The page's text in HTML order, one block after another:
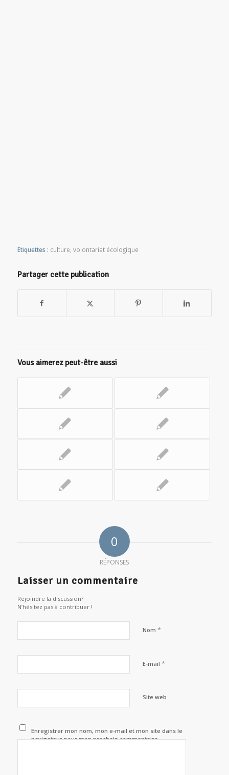
Etiquettes : culture volontariat écologique
Partager cette publication
Vous aimerez peut-être aussi
0
RÉPONSES
Laisser un commentaire
Rejoindre la discussion?
N’hésitez pas à contribuer !
Nom *
E-mail *
Site web
Enregistrer mon nom, mon e-mail et mon site dans le
navigateur pour mon prochain commentaire.